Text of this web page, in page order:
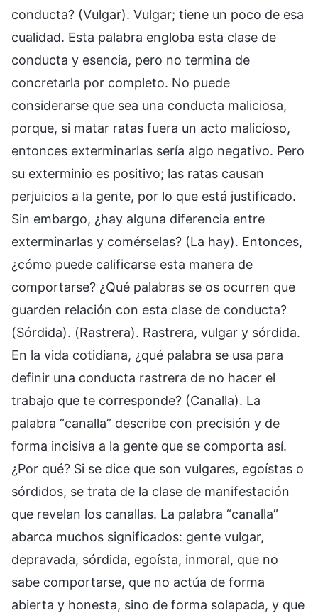
conducta? (Vulgar). Vulgar; tiene un poco de esa
cualidad. Esta palabra engloba esta clase de
conducta y esencia, pero no termina de
concretarla por completo. No puede
considerarse que sea una conducta maliciosa,
porque, si matar ratas fuera un acto malicioso,
entonces exterminarlas sería algo negativo. Pero
su exterminio es positivo; las ratas causan
perjuicios a la gente, por lo que está justificado.
Sin embargo, ¿hay alguna diferencia entre
exterminarlas y comérselas? (La hay). Entonces,
¿cómo puede calificarse esta manera de
comportarse? ¿Qué palabras se os ocurren que
guarden relación con esta clase de conducta?
(Sórdida). (Rastrera). Rastrera, vulgar y sórdida.
En la vida cotidiana, ¿qué palabra se usa para
definir una conducta rastrera de no hacer el
trabajo que te corresponde? (Canalla). La
palabra “canalla” describe con precisión y de
forma incisiva a la gente que se comporta así.
¿Por qué? Si se dice que son vulgares, egoístas o
sórdidos, se trata de la clase de manifestación
que revelan los canallas. La palabra “canalla”
abarca muchos significados: gente vulgar,
depravada, sórdida, egoísta, inmoral, que no
sabe comportarse, que no actúa de forma
abierta y honesta, sino de forma solapada, y que